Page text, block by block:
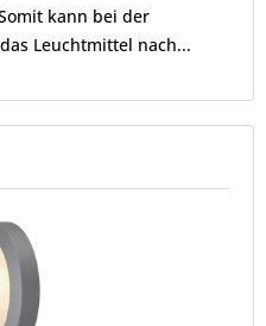
kann bei der
Leuchtmittel nach...